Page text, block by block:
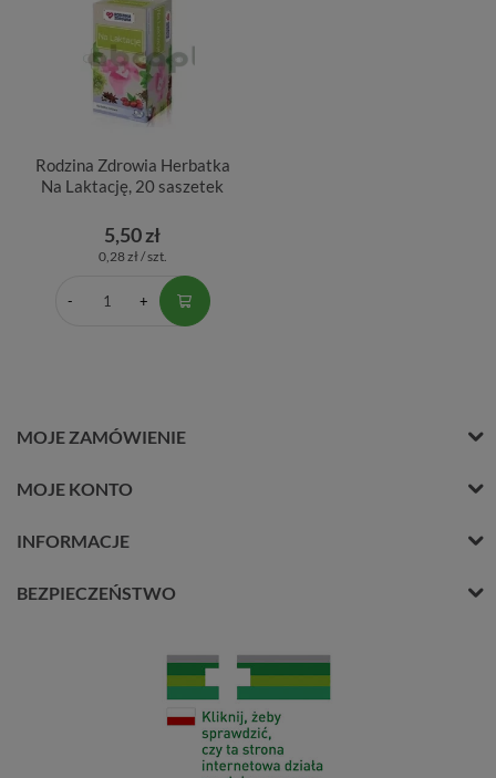
Rodzina Zdrowia Herbatka
Na Laktację, 20 saszetek
5,50 zł
0,28 zł / szt.
MOJE ZAMÓWIENIE
MOJE KONTO
INFORMACJE
BEZPIECZEŃSTWO